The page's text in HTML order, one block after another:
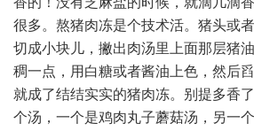
很多。熬猪肉冻是个技术活。猪头或
切成小块儿，撇出肉汤里上面那层猪
稠一点，用白糖或者酱油上色，然后
就成了结结实实的猪肉冻。别提多香
个汤，一个是鸡肉丸子蘑菇汤，另一